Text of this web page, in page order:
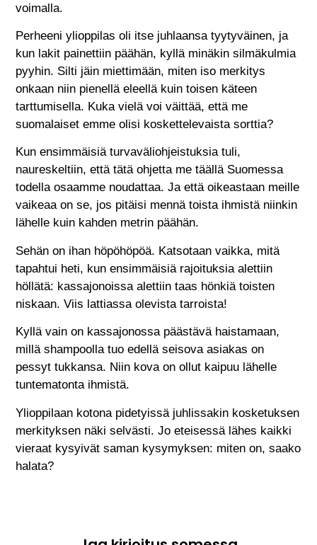
voimalla.
Perheeni ylioppilas oli itse juhlaansa tyytyväinen, ja
kun lakit painettiin päähän, kyllä minäkin silmäkulmia
pyyhin. Silti jäin miettimään, miten iso merkitys
onkaan niin pienellä eleellä kuin toisen käteen
tarttumisella. Kuka vielä voi väittää, että me
suomalaiset emme olisi koskettelevaista sorttia?
Kun ensimmäisiä turvaväliohjeistuksia tuli,
naureskeltiin, että tätä ohjetta me täällä Suomessa
todella osaamme noudattaa. Ja että oikeastaan meille
vaikeaa on se, jos pitäisi mennä toista ihmistä niinkin
lähelle kuin kahden metrin päähän.
Sehän on ihan höpöhöpöä. Katsotaan vaikka, mitä
tapahtui heti, kun ensimmäisiä rajoituksia alettiin
höllätä: kassajonoissa alettiin taas hönkiä toisten
niskaan. Viis lattiassa olevista tarroista!
Kyllä vain on kassajonossa päästävä haistamaan,
millä shampoolla tuo edellä seisova asiakas on
pessyt tukkansa. Niin kova on ollut kaipuu lähelle
tuntematonta ihmistä.
Ylioppilaan kotona pidetyissä juhlissakin kosketuksen
merkityksen näki selvästi. Jo eteisessä lähes kaikki
vieraat kysyivät saman kysymyksen: miten on, saako
halata?